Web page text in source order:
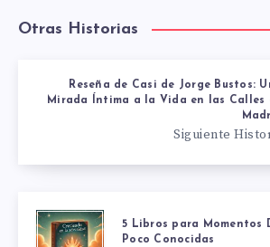
Otras Historias
Reseña de Casi de Jorge Bustos:
Mirada Íntima a la Vida en las Calles
Siguiente
5 Libros para Momentos
Poco Conocidas